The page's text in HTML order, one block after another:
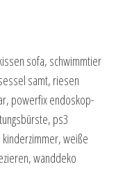
sofa, schwimmtier
samt, riesen
powerfix endoskop-
ps3
weiße
wanddeko